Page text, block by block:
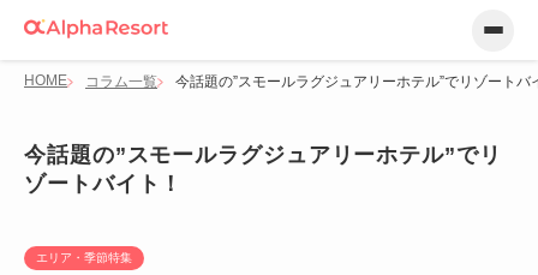
HOME コラム一覧 今話題の”スモールラグジュアリーホテル”でリゾートバ
今話題の”スモールラグジュアリーホテル”でリ
ゾートバイト！
エリア・季節特集